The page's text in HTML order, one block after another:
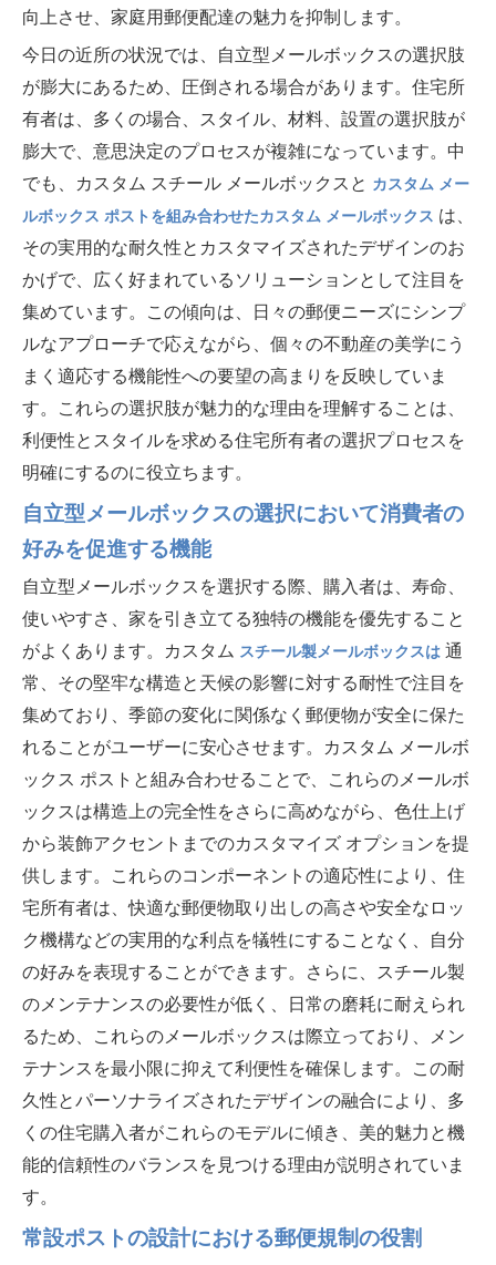
向上させ、家庭用郵便配達の魅力を抑制します。
今日の近所の状況では、自立型メールボックスの選択肢
が膨大にあるため、圧倒される場合があります。住宅所
有者は、多くの場合、スタイル、材料、設置の選択肢が
膨大で、意思決定のプロセスが複雑になっています。中
でも、カスタム スチール メールボックスと カスタム メー
ルボックス ポストを組み合わせたカスタム メールボックス は、
その実用的な耐久性とカスタマイズされたデザインのお
かげで、広く好まれているソリューションとして注目を
集めています。この傾向は、日々の郵便ニーズにシンプ
ルなアプローチで応えながら、個々の不動産の美学にう
まく適応する機能性への要望の高まりを反映していま
す。これらの選択肢が魅力的な理由を理解することは、
利便性とスタイルを求める住宅所有者の選択プロセスを
明確にするのに役立ちます。
自立型メールボックスの選択において消費者の
好みを促進する機能
自立型メールボックスを選択する際、購入者は、寿命、
使いやすさ、家を引き立てる独特の機能を優先すること
がよくあります。カスタム スチール製メールボックスは 通
常、その堅牢な構造と天候の影響に対する耐性で注目を
集めており、季節の変化に関係なく郵便物が安全に保た
れることがユーザーに安心させます。カスタム メールボ
ックス ポストと組み合わせることで、これらのメールボ
ックスは構造上の完全性をさらに高めながら、色仕上げ
から装飾アクセントまでのカスタマイズ オプションを提
供します。これらのコンポーネントの適応性により、住
宅所有者は、快適な郵便物取り出しの高さや安全なロッ
ク機構などの実用的な利点を犠牲にすることなく、自分
の好みを表現することができます。さらに、スチール製
のメンテナンスの必要性が低く、日常​​の磨耗に耐えられ
るため、これらのメールボックスは際立っており、メン
テナンスを最小限に抑えて利便性を確保します。この耐
久性とパーソナライズされたデザインの融合により、多
くの住宅購入者がこれらのモデルに傾き、美的魅力と機
能的信頼性のバランスを見つける理由が説明されていま
す。
常設ポストの設計における郵便規制の役割